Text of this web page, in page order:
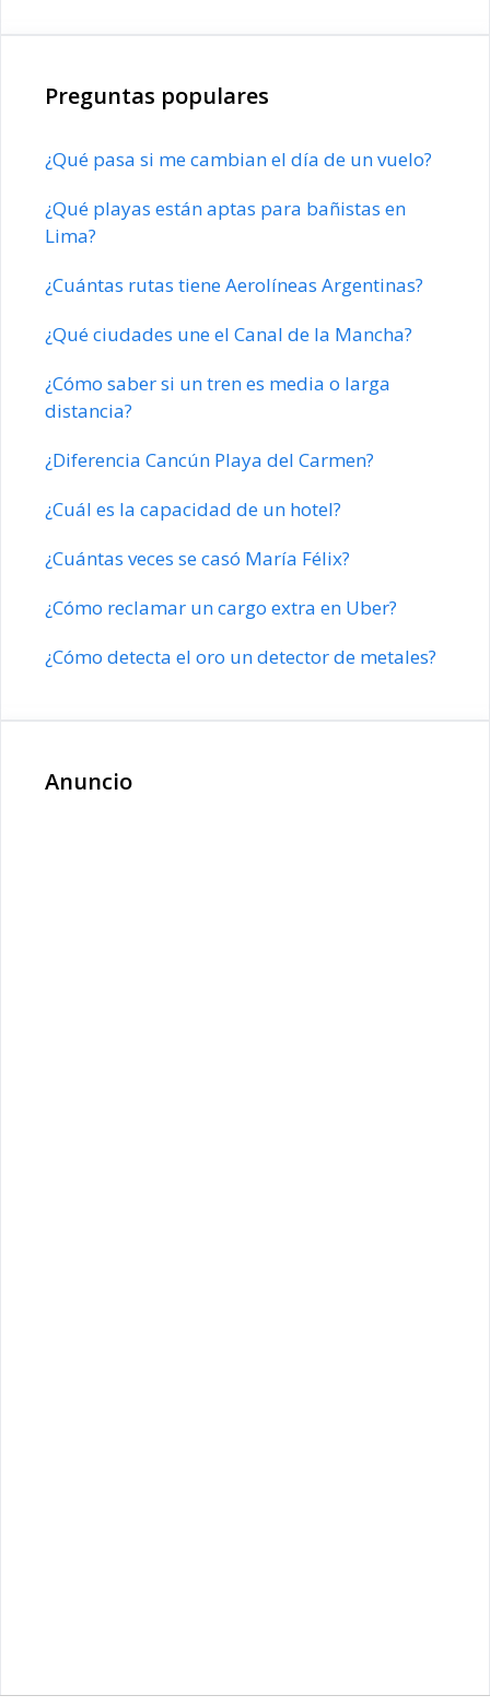
Preguntas populares
¿Qué pasa si me cambian el día de un vuelo?
¿Qué playas están aptas para bañistas en
Lima?
¿Cuántas rutas tiene Aerolíneas Argentinas?
¿Qué ciudades une el Canal de la Mancha?
¿Cómo saber si un tren es media o larga
distancia?
¿Diferencia Cancún Playa del Carmen?
¿Cuál es la capacidad de un hotel?
¿Cuántas veces se casó María Félix?
¿Cómo reclamar un cargo extra en Uber?
¿Cómo detecta el oro un detector de metales?
Anuncio